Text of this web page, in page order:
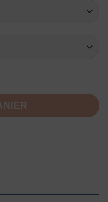
Pois